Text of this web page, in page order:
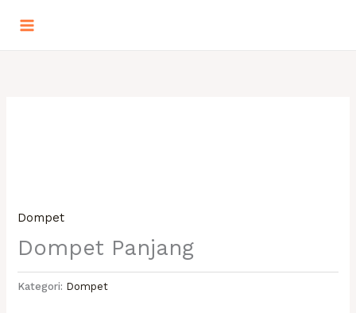
Dompet
Dompet Panjang
Kategori: Dompet